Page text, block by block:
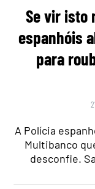
Se vir isto
espanhóis
para
A Polícia
Multibanco
desconfie.